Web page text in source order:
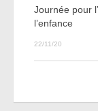
Journée pour
l’enfance
22/11/20